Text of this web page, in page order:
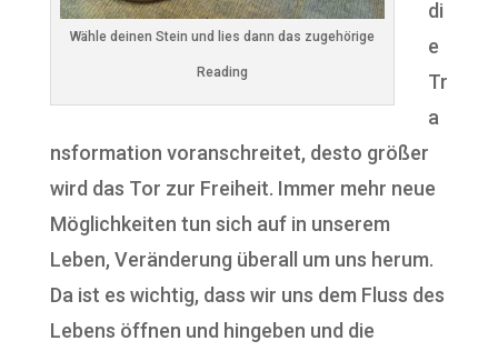
Wähle deinen Stein und lies dann das zugehörige
Reading
di
e
Tr
a
nsformation voranschreitet, desto größer
wird das Tor zur Freiheit. Immer mehr neue
Möglichkeiten tun sich auf in unserem
Leben, Veränderung überall um uns herum.
Da ist es wichtig, dass wir uns dem Fluss des
Lebens öffnen und hingeben und die